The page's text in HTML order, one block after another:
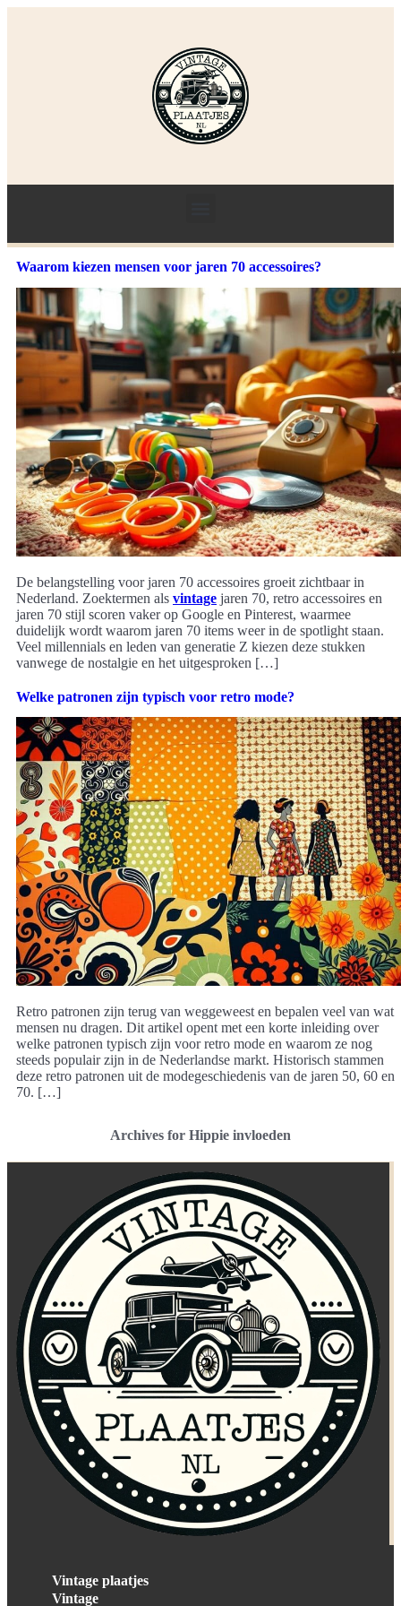
Waarom kiezen mensen voor jaren 70 accessoires?
De belangstelling voor jaren 70 accessoires groeit zichtbaar in
Nederland. Zoektermen als vintage jaren 70, retro accessoires en
jaren 70 stijl scoren vaker op Google en Pinterest, waarmee
duidelijk wordt waarom jaren 70 items weer in de spotlight staan.
Veel millennials en leden van generatie Z kiezen deze stukken
vanwege de nostalgie en het uitgesproken […]
Welke patronen zijn typisch voor retro mode?
Retro patronen zijn terug van weggeweest en bepalen veel van wat
mensen nu dragen. Dit artikel opent met een korte inleiding over
welke patronen typisch zijn voor retro mode en waarom ze nog
steeds populair zijn in de Nederlandse markt. Historisch stammen
deze retro patronen uit de modegeschiedenis van de jaren 50, 60 en
70. […]
Archives for Hippie invloeden
Vintage plaatjes
Vintage